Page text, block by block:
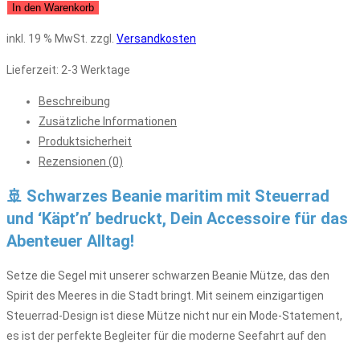
In den Warenkorb
inkl. 19 % MwSt. zzgl. Versandkosten
Lieferzeit: 2-3 Werktage
Beschreibung
Zusätzliche Informationen
Produktsicherheit
Rezensionen (0)
🚢 Schwarzes Beanie maritim mit Steuerrad
und ‘Käpt’n’ bedruckt, Dein Accessoire für das
Abenteuer Alltag!
Setze die Segel mit unserer schwarzen Beanie Mütze, das den
Spirit des Meeres in die Stadt bringt. Mit seinem einzigartigen
Steuerrad-Design ist diese Mütze nicht nur ein Mode-Statement,
es ist der perfekte Begleiter für die moderne Seefahrt auf den